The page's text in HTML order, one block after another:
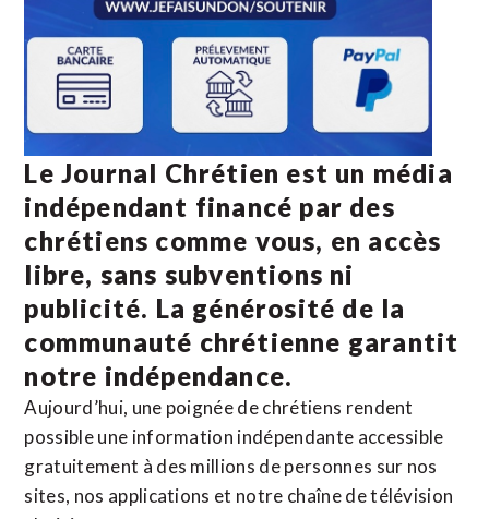
Le Journal Chrétien est un média
indépendant financé par des
chrétiens comme vous, en accès
libre, sans subventions ni
publicité. La générosité de la
communauté chrétienne garantit
notre indépendance.
Aujourd’hui, une poignée de chrétiens rendent
possible une information indépendante accessible
gratuitement à des millions de personnes sur nos
sites, nos applications et notre chaîne de télévision